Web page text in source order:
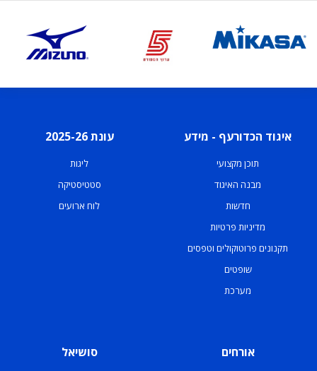
איגוד הכדורעף - מידע
תוכן מקצועי
מבנה האיגוד
חדשות
מדיניות פרטיות
תקנונים פרוטוקולים וטפסים
שופטים
מערכת
עונת 2025-26
ליגות
סטטיסטיקה
לוח ארועים
אורחים סושיאל